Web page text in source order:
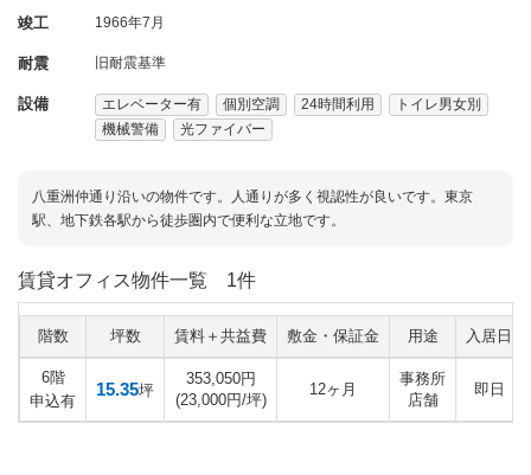
竣工 1966年7月
耐震 旧耐震基準
設備 エレベーター有 個別空調 24時間利用
トイレ男女別
機械警備
光ファイバー
八重洲仲通り沿いの物件です。人通りが多く視認性が良いです。東京
駅、地下鉄各駅から徒歩圏内で便利な立地です。
賃貸オフィス物件一覧 1件
階数 坪数 賃料＋共益費 敷金・保証金 用途 入居日
6階
申込有
15.35坪
353,050円
(23,000円/坪)
12ヶ月
事務所
店舗
即日